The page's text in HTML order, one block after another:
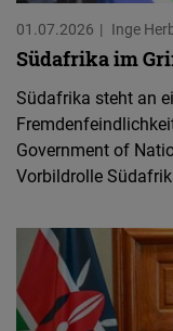
01.07.2026 Inge
Südafrika im
Südafrika steht an
Government of
Vorbildrolle